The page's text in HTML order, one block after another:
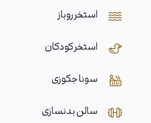
استخر روباز
استخر کودکان
سونا جکوزی
سالن بدنسازی